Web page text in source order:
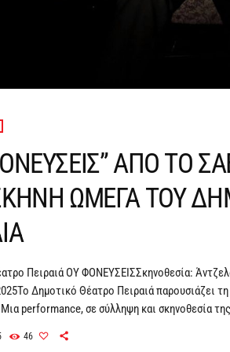
ΑΠΟ ΤΟ
ΩΜΕΓΑ ΤΟΥ
Πειραιά ΟΥ ΦΟΝΕΥΣΕΙΣΣκηνοθεσία:
Δημοτικό Θέατρο Πειραιά παρουσιάζει
performance, σε σύλληψη και σκηνοθεσία
μέχρι σήμερα για την θέση της
46